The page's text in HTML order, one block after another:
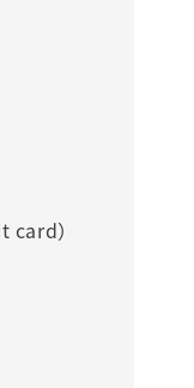
）